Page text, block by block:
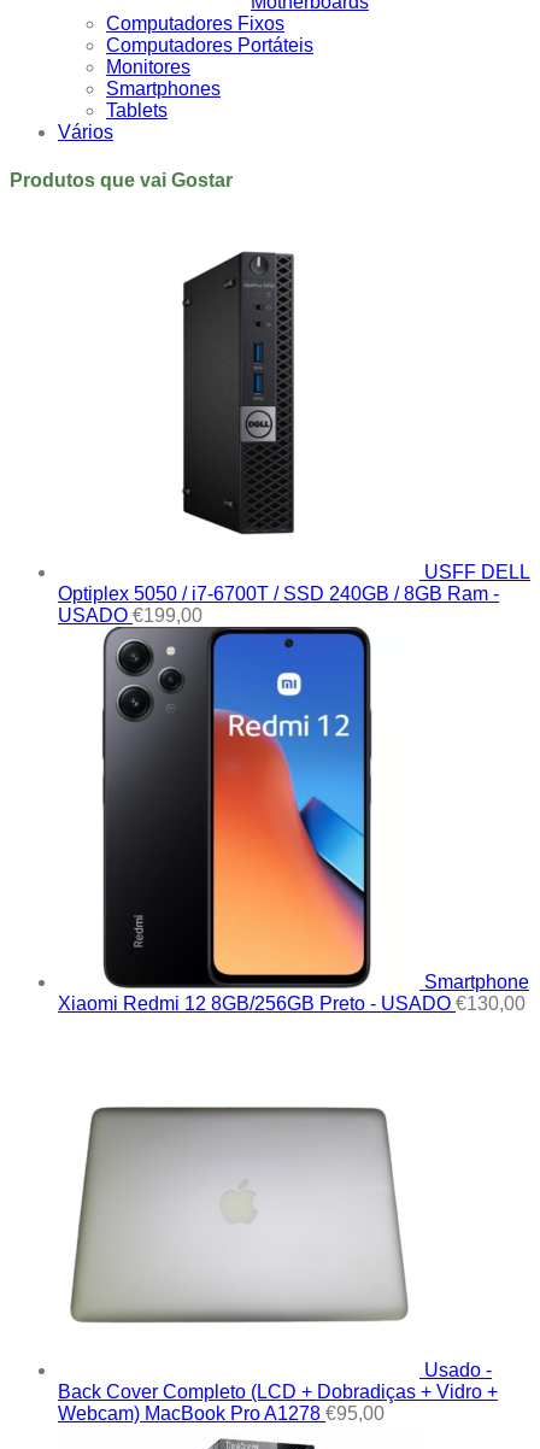
Computadores Fixos
Computadores Portáteis
Monitores
Smartphones
Tablets
Vários
Produtos que vai Gostar
USFF DELL
Optiplex 5050 / i7-6700T / SSD 240GB / 8GB Ram -
USADO €199,00
Smartphone
Xiaomi Redmi 12 8GB/256GB Preto - USADO €130,00
Usado -
Back Cover Completo (LCD + Dobradiças + Vidro +
Webcam) MacBook Pro A1278 €95,00